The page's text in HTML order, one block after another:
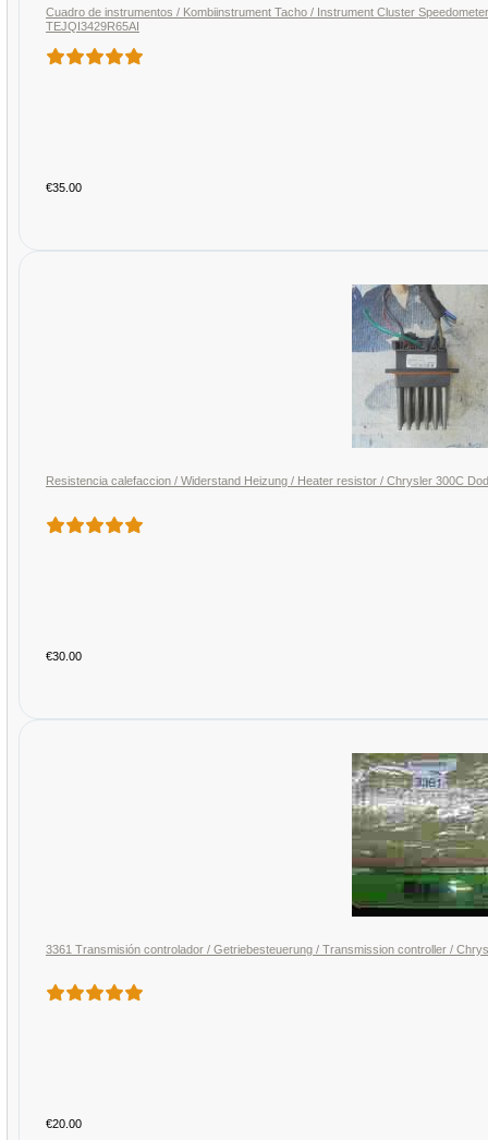
Cuadro de instrumentos / Kombiinstrument Tacho / Instrument Cluster
TEJQI3429R65AI
€35.00
Resistencia calefaccion / Widerstand Heizung / Heater resistor / Chrysler 300C
€30.00
3361 Transmisión controlador / Getriebesteuerung / Transmission controller /
€20.00